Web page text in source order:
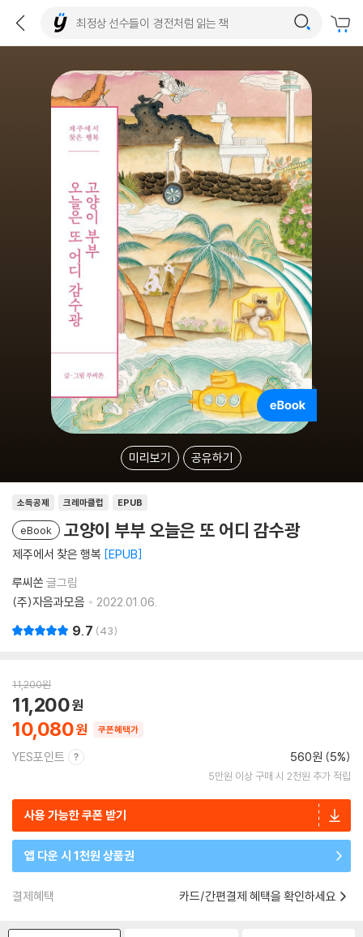
미리보기 공유하기
소득공제 크레마클럽 EPUB
eBook 고양이 부부 오늘은 또 어디 감수광
제주에서 찾은 행복 EPUB
루씨쏜 글그림
(주)자음과모음
2022.01.06.
9.7 43
11,200원
10,080
11,200
쿠폰혜택가
YES포인트 560원 (5%)
5만원 이상 구매 시 2천원 추가 적립
사용 가능한 쿠폰 받기
앱 다운 시 1천원 상품권
결제혜택 카드/간편결제 혜택을 확인하세요